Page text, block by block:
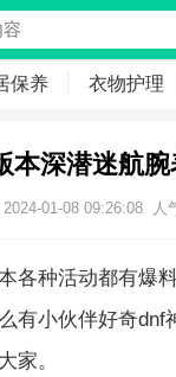
保养 衣物护理
本深潜迷航
2024-01-08 09:26:08 人
各种活动都有爆
有小伙伴好奇
家。